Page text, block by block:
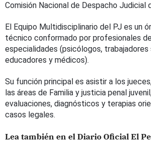
Comisión Nacional de Despacho Judicial
El Equipo Multidisciplinario del PJ es un
técnico conformado por profesionales
especialidades (psicólogos, trabajadores
educadores y médicos).
Su función principal es asistir a los
las áreas de Familia y justicia penal
evaluaciones, diagnósticos y terapias
casos legales.
Lea también en el Diario Oficial El